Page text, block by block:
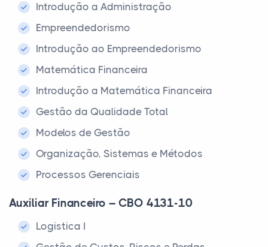
Introdução a Administração
Empreendedorismo
Introdução ao Empreendedorismo
Matemática Financeira
Introdução a Matemática Financeira
Gestão da Qualidade Total
Modelos de Gestão
Organização, Sistemas e Métodos
Processos Gerenciais
Auxiliar Financeiro – CBO 4131-10
Logistica I